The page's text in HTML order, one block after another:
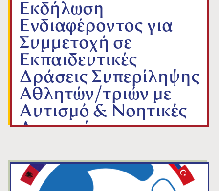
Εκδήλωση
Ενδιαφέροντος για
Συμμετοχή σε
Εκπαιδευτικές
Δράσεις Συπερίληψης
Αθλητών/τριών με
Αυτισμό & Νοητικές
Αναπηρίες
Jan 9, 2026